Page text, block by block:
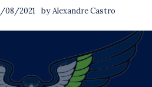
08/2021 byAlexandre Castro